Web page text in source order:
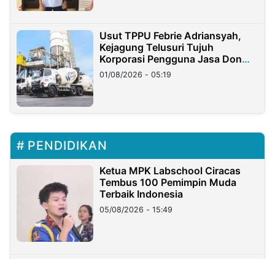
Usut TPPU Febrie Adriansyah,
Kejagung Telusuri Tujuh
Korporasi Pengguna Jasa Don
Ritto
01/08/2026 - 05:19
PENDIDIKAN
Ketua MPK Labschool Ciracas
Tembus 100 Pemimpin Muda
Terbaik Indonesia
05/08/2026 - 15:49